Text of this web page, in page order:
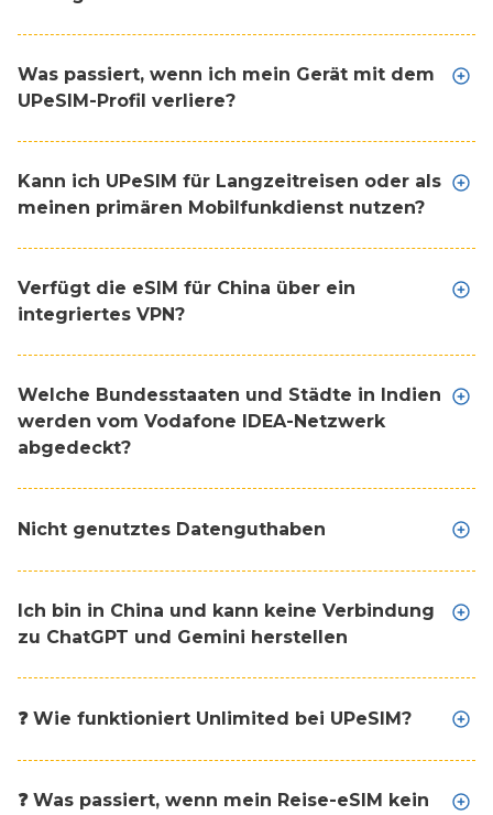
Was passiert, wenn ich mein Gerät mit dem
UPeSIM-Profil verliere?
Kann ich UPeSIM für Langzeitreisen oder als
meinen primären Mobilfunkdienst nutzen?
Verfügt die eSIM für China über ein
integriertes VPN?
Welche Bundesstaaten und Städte in Indien
werden vom Vodafone IDEA-Netzwerk
abgedeckt?
Nicht genutztes Datenguthaben
Ich bin in China und kann keine Verbindung
zu ChatGPT und Gemini herstellen
❓ Wie funktioniert Unlimited bei UPeSIM?
❓ Was passiert, wenn mein Reise-eSIM kein